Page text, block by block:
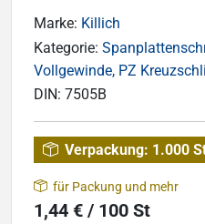
Marke: Killich
Kategorie:
Vollgewinde, PZ
DIN: 7505B
Verpackung: 1.000
für Packung und mehr
1,44 € / 100 St